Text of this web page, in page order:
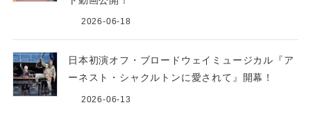
2026-06-18
日本初演オフ・ブロードウェイミュージカル『ア
ーネスト・シャクルトンに愛されて』開幕！
2026-06-13